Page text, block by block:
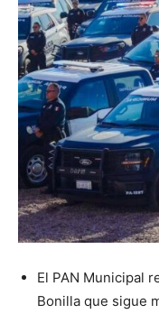
El PAN Municipal
Bonilla que sigue